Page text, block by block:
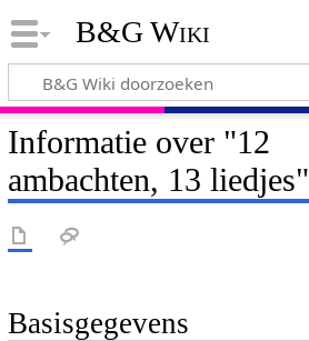
B&G Wiki
Informatie over "12
ambachten, 13 liedjes"
Basisgegevens